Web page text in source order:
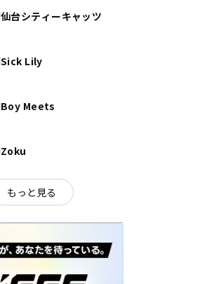
仙台シティーキャッツ
Sick Lily
Boy Meets
Zoku
もっと見る